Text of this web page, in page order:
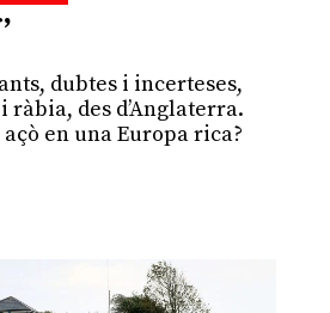
dubtes i incerteses,
des d’Anglaterra.
en una Europa rica?